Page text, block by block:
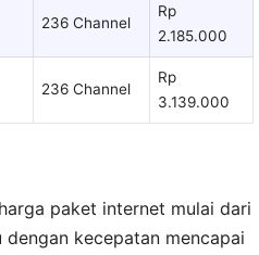
236 Channel
Rp
2.185.000
236 Channel
Rp
3.139.000
paket internet mulai dari
kecepatan mencapai